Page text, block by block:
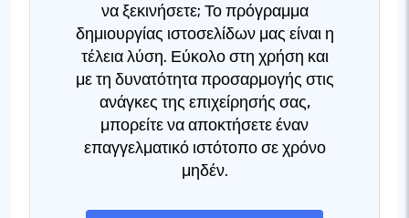
να ξεκινήσετε; Το πρόγραμμα
δημιουργίας ιστοσελίδων μας είναι η
τέλεια λύση. Εύκολο στη χρήση και
με τη δυνατότητα προσαρμογής στις
ανάγκες της επιχείρησής σας,
μπορείτε να αποκτήσετε έναν
επαγγελματικό ιστότοπο σε χρόνο
μηδέν.